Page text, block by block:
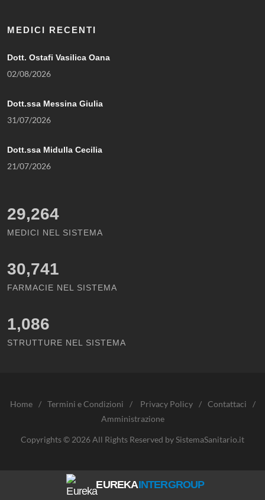
MEDICI RECENTI
Dott. Ostafi Vasilica Oana
02/08/2026
Dott.ssa Messina Giulia
31/07/2026
Dott.ssa Midulla Cecilia
21/07/2026
29,264
MEDICI NEL SISTEMA
30,741
FARMACIE NEL SISTEMA
1,086
STRUTTURE NEL SISTEMA
Home / Termini e Condizioni / Privacy Policy / Contattaci
/
Amministrazione
Copyrights © 2026 All Rights Reserved by SistemaSanitario.it
EUREKAINTERGROUP